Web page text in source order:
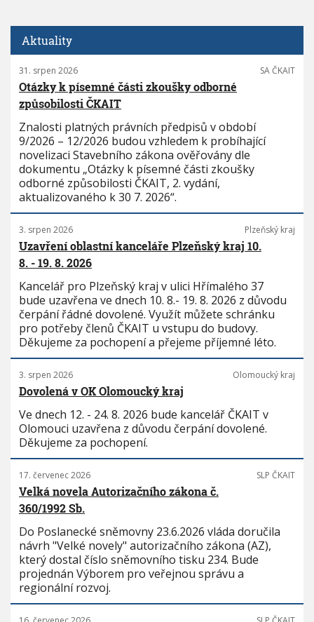
Aktuality
31. srpen 2026 SA ČKAIT
Otázky k písemné části zkoušky odborné
způsobilosti ČKAIT
Znalosti platných právních předpisů v období
9/2026 – 12/2026 budou vzhledem k probíhající
novelizaci Stavebního zákona ověřovány dle
dokumentu „Otázky k písemné části zkoušky
odborné způsobilosti ČKAIT, 2. vydání,
aktualizovaného k 30 7. 2026“.
3. srpen 2026 Plzeňský kraj
Uzavření oblastní kanceláře Plzeňský kraj 10.
8. - 19. 8. 2026
Kancelář pro Plzeňský kraj v ulici Hřímalého 37
bude uzavřena ve dnech 10. 8.- 19. 8. 2026 z důvodu
čerpání řádné dovolené. Využít můžete schránku
pro potřeby členů ČKAIT u vstupu do budovy.
Děkujeme za pochopení a přejeme příjemné léto.
3. srpen 2026 Olomoucký kraj
Dovolená v OK Olomoucký kraj
Ve dnech 12. - 24. 8. 2026 bude kancelář ČKAIT v
Olomouci uzavřena z důvodu čerpání dovolené.
Děkujeme za pochopení.
17. červenec 2026 SLP ČKAIT
Velká novela Autorizačního zákona č.
360/1992 Sb.
Do Poslanecké sněmovny 23.6.2026 vláda doručila
návrh "Velké novely" autorizačního zákona (AZ),
který dostal číslo sněmovního tisku 234. Bude
projednán Výborem pro veřejnou správu a
regionální rozvoj.